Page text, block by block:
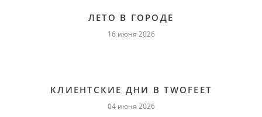
ЛЕТО В ГОРОДЕ
16 июня 2026
КЛИЕНТСКИЕ ДНИ В TWOFEET
04 июня 2026